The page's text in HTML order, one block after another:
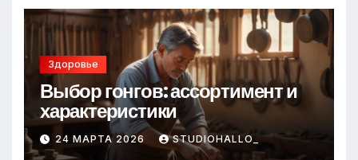
Здоровье
Выбор гонгов: ассортимент и
характеристики
24 МАРТА 2026 STUDIOHALLO_